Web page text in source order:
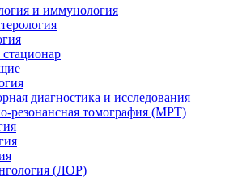
и иммунология
диагностика и исследования
резонансная томография (МРТ)
(ЛОР)